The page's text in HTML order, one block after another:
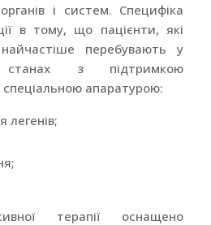
і систем. Специфіка
в тому, що пацієнти, які
перебувають у
з підтримкою
апаратурою:
легенів;
терапії оснащено